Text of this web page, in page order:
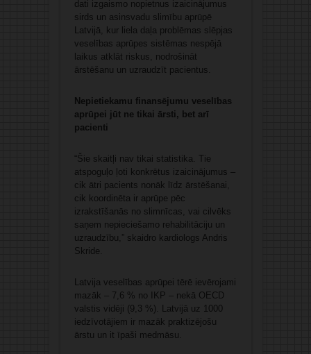
dati izgaismo nopietnus izaicinājumus
sirds un asinsvadu slimību aprūpē
Latvijā, kur liela daļa problēmas slēpjas
veselības aprūpes sistēmas nespējā
laikus atklāt riskus, nodrošināt
ārstēšanu un uzraudzīt pacientus.
Nepietiekamu finansējumu veselības
aprūpei jūt ne tikai ārsti, bet arī
pacienti
“Šie skaitļi nav tikai statistika. Tie
atspoguļo ļoti konkrētus izaicinājumus –
cik ātri pacients nonāk līdz ārstēšanai,
cik koordinēta ir aprūpe pēc
izrakstīšanās no slimnīcas, vai cilvēks
saņem nepieciešamo rehabilitāciju un
uzraudzību,” skaidro kardiologs Andris
Skride.
Latvija veselības aprūpei tērē ievērojami
mazāk – 7,6 % no IKP – nekā OECD
valstis vidēji (9,3 %). Latvijā uz 1000
iedzīvotājiem ir mazāk praktizējošu
ārstu un it īpaši medmāsu.